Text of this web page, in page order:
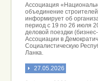
Ассоциация
объединение
информирует об
период с 19 по 26 июля
деловой поездки
Ассоциации в
Социалистическую
Ланка.
27.05.2026